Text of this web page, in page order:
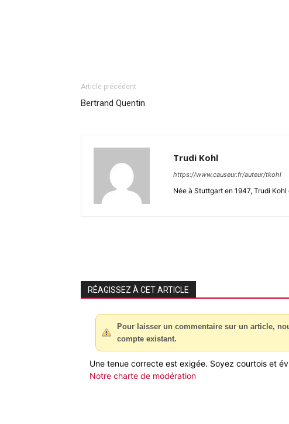
Article précédent
Bertrand Quentin
Trudi Kohl
https://www.causeur.fr/auteur/tkohl
Née à Stuttgart en 1947, Trudi
RÉAGISSEZ À CET ARTICLE
Pour laisser un commentaire sur un article,
compte existant.
Une tenue correcte est exigée. Soyez courtois et
Notre charte de modération